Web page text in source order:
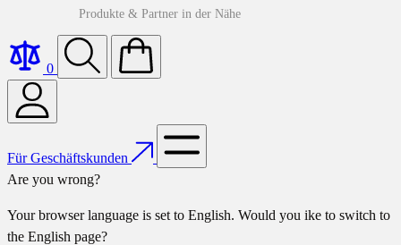
Produkte & Partner in der Nähe
0
Für Geschäftskunden
Are you wrong?
Your browser language is set to English. Would you ike to switch to
the English page?